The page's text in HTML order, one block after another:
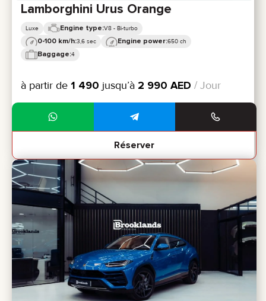
Lamborghini Urus Orange
Luxe Engine type:V8 - Bi-turbo
0-100 km/h:3,6 sec Engine power:650 ch
Baggage:4
à partir de 1 490 jusqu’à 2 990 AED / Jour
Réserver